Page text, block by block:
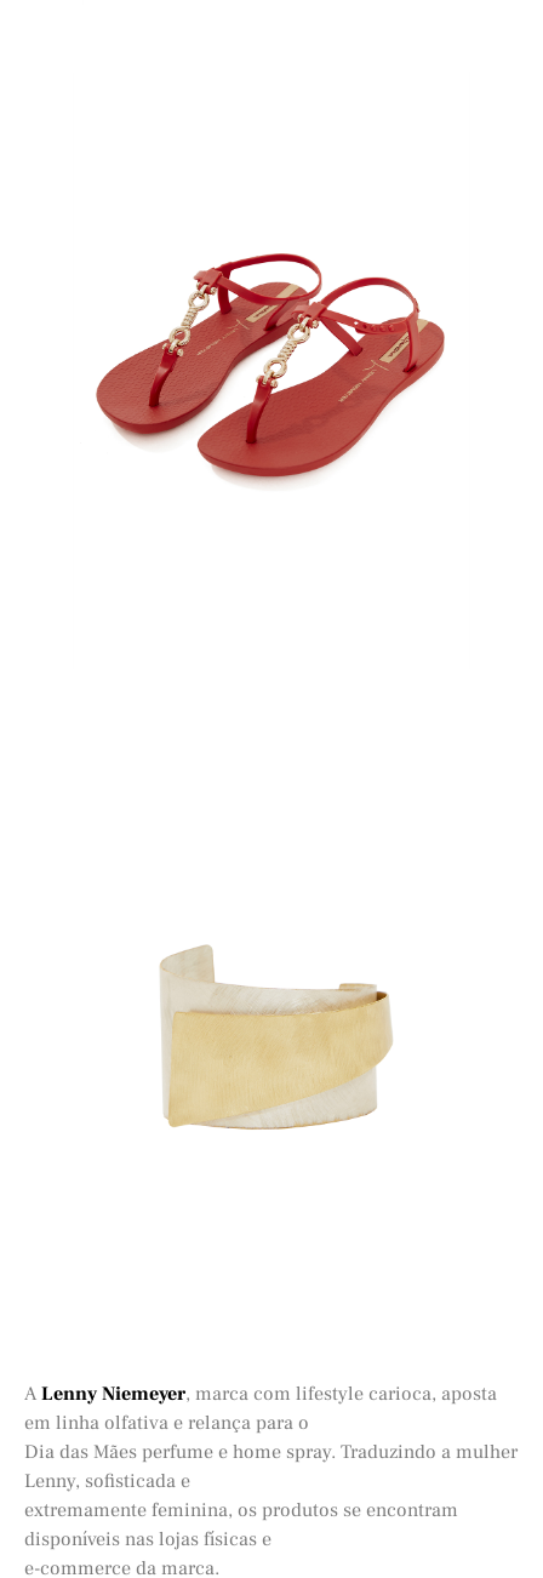
A Lenny Niemeyer, marca com lifestyle carioca, aposta
em linha olfativa e relança para o
Dia das Mães perfume e home spray. Traduzindo a mulher
Lenny, sofisticada e
extremamente feminina, os produtos se encontram
disponíveis nas lojas físicas e
e-commerce da marca.